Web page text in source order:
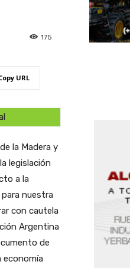
175
URL
la Madera y
legislación
a la
nuestra
con cautela
Argentina
de
economía